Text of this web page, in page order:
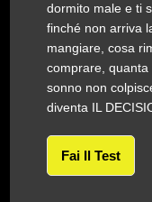
dormito male e ti
finché non arriva
mangiare, cosa
comprare,
sonno non
diventa IL
Fai Il Test